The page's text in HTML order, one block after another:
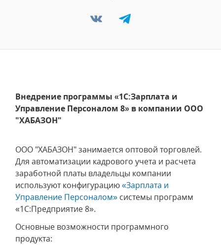
Внедрение программы «1С:Зарплата и
Управление Персоналом 8» в компании ООО
"ХАБАЗОН"
ООО "ХАБАЗОН" занимается оптовой торговлей.
Для автоматизации кадрового учета и расчета
заработной платы владельцы компании
используют конфигурацию«Зарплата и
Управление Персоналом» системы программ
«1С:Предприятие 8».
Основные возможности программного
продукта: